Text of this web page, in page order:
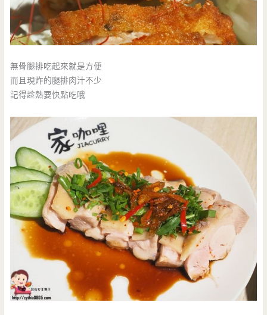
無骨腿排吃起來就是方便
而且現炸的腿排肉汁不少
記得趁熱要快點吃哦